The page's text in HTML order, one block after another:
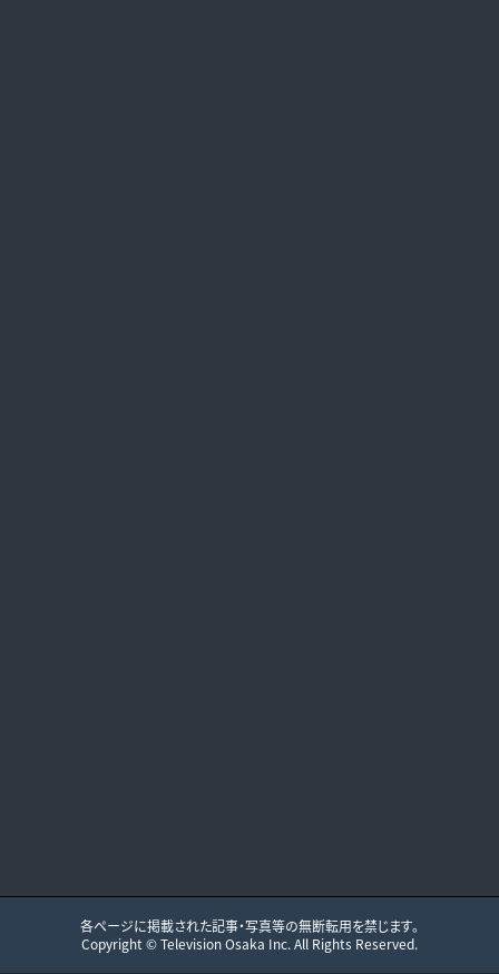
各ページに掲載された記事・写真等の無断転用を禁じます。
Copyright ©Television Osaka Inc. All Rights Reserved.